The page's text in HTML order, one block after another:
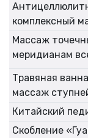
комплексный
Массаж
меридианам
Травяная
массаж
Китайский
Скобление